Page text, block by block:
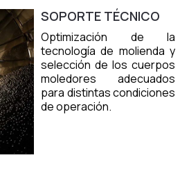
SOPORTE TÉCNICO
Optimización de la
tecnología de molienda y
selección de los cuerpos
moledores adecuados
para distintas condiciones
de operación.